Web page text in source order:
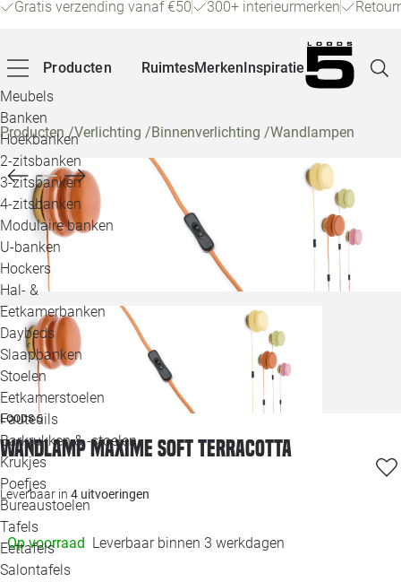
Gratis verzending vanaf €50 300+ interieurmerken
Producten
Meubels
Banken
Hoekbanken
2-zitsbanken
3-zitsbanken
4-zitsbanken
Modulaire banken
U-banken
Hockers
Hal- &
Eetkamerbanken
Daybeds
Slaapbanken
Stoelen
Eetkamerstoelen
Fauteuils
Barkrukken & -stoelen
Krukjes
Poefjes
Bureaustoelen
Tafels
Eettafels
Salontafels
RuimtesMerkenInspiratie
Producten/Verlichting /Binnenverlichting /Wandlampen
LOODS 5
Wandlamp Maxime soft terracotta
Leverbaar in 4 uitvoeringen
Op voorraad Leverbaar binnen 3 werkdagen